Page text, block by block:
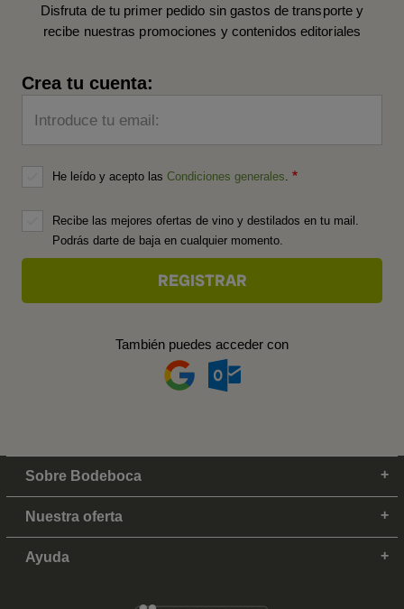
Disfruta de tu primer pedido sin gastos de transporte y
recibe nuestras promociones y contenidos editoriales
Crea tu cuenta:
Introduce tu email:
He leído y acepto las Condiciones generales
Recibe las mejores ofertas de vino y destilados en tu mail.
Podrás darte de baja en cualquier momento.
También puedes acceder con
Sobre Bodeboca
Nuestra oferta
Ayuda